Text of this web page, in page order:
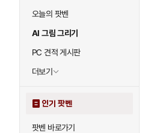
오늘의 팟벤
AI 그림 그리기
PC 견적 게시판
더보기
인기 팟벤
팟벤 바로가기